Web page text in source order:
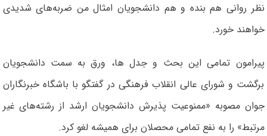
نظر روانی هم بنده و هم دانشجویان امثال من ضربه‌های شدیدی
خواهند خورد.
پیرامون تمامی این بحث و جدل ها، ورق به سمت دانشجویان
برگشت و شورای عالی انقلاب فرهنگی در گفتگو با باشگاه خبرنگاران
جوان مصوبه «ممنوعیت پذیرش دانشجویان ارشد از رشته‌های غیر
مرتبط» را به نفع تمامی محصلان برای همیشه لغو کرد.